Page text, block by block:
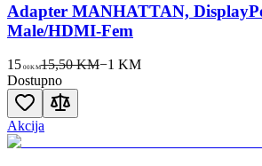
Adapter MANHATTAN,
Male/HDMI-Fem
15 00KM15,50 KM−1 KM
Dostupno
Akcija